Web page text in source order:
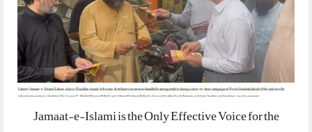
Jamaat-e-Islami is the Only Effective Voice for the